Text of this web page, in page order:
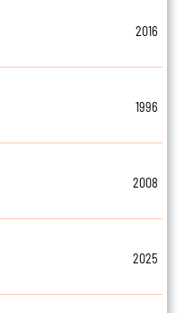
2016
1996
2008
2025